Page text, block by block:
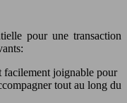
pour une transaction
facilement joignable pour
tout au long du